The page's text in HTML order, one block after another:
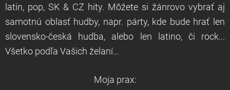
latin, pop, SK & CZ hity. Môžete si žánrovo vybrať aj
samotnú oblasť hudby, napr. párty, kde bude hrať len
slovensko-česká hudba, alebo len latino, či rock...
Všetko podľa Vašich želaní...
Moja prax: